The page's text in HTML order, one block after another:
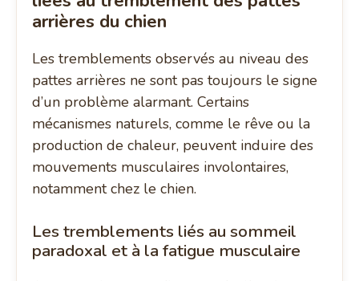
arrières du chien
Les tremblements observés au niveau des
pattes arrières ne sont pas toujours le signe
d’un problème alarmant. Certains
mécanismes naturels, comme le rêve ou la
production de chaleur, peuvent induire des
mouvements musculaires involontaires,
notamment chez le chien.
Les tremblements liés au sommeil
paradoxal et à la fatigue musculaire